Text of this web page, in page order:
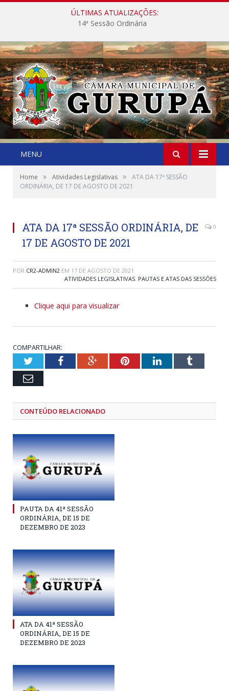
ÚLTIMAS ATUALIZAÇÕES:
14ª Sessão Ordinária
MENU
Home » Atividades Legislativas »
ATA DA 17ª SESSÃO
ORDINÁRIA, DE 17 DE AGOSTO DE 2021
ATA DA 17ª SESSÃO ORDINÁRIA, DE
17 DE AGOSTO DE 2021
0
POR CR2-ADMIN2 EM 17 DE AGOSTO DE 2021
ATIVIDADES LEGISLATIVAS, PAUTAS E ATAS DAS SESSÕES
Clique aqui para visualizar
COMPARTILHAR:
TwitterFacebookGoogle+PinterestLinkedInTumblr
Email
CONTEÚDO RELACIONADO
PAUTA DA 41ª SESSÃO
ORDINÁRIA, DE 15 DE
DEZEMBRO DE 2023
ATA DA 41ª SESSÃO
ORDINÁRIA, DE 15 DE
DEZEMBRO DE 2023